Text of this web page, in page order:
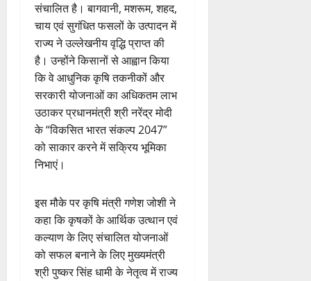
संचालित है। बागवानी, मशरूम, शहद,
चाय एवं सुगंधित फसलों के उत्पादन में
राज्य ने उल्लेखनीय वृद्धि प्राप्त की
है। उन्होंने किसानों से आह्वान किया
कि वे आधुनिक कृषि तकनीकों और
सरकारी योजनाओं का अधिकतम लाभ
उठाकर प्रधानमंत्री श्री नरेंद्र मोदी
के “विकसित भारत संकल्प 2047”
को साकार करने में सक्रिय भूमिका
निभाएं।
इस मौके पर कृषि मंत्री गणेश जोशी ने
कहा कि कृषकों के आर्थिक उत्थान एवं
कल्याण के लिए संचालित योजनाओं
को सफल बनाने के लिए मुख्यमंत्री
श्री पुष्कर सिंह धामी के नेतृत्व में राज्य